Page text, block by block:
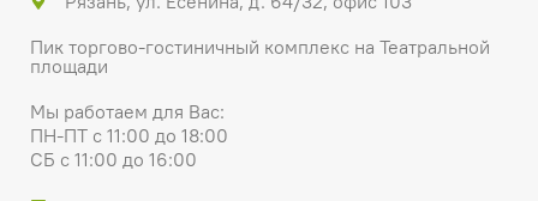
Пик торгово-гостиничный комплекс на Театральной
площади
Мы работаем для Вас:
ПН-ПТ с 11:00 до 18:00
СБ с 11:00 до 16:00